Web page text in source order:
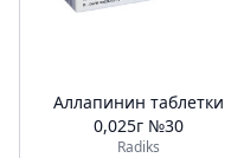
Аллапинин таблетки
0,025г №30
Radiks